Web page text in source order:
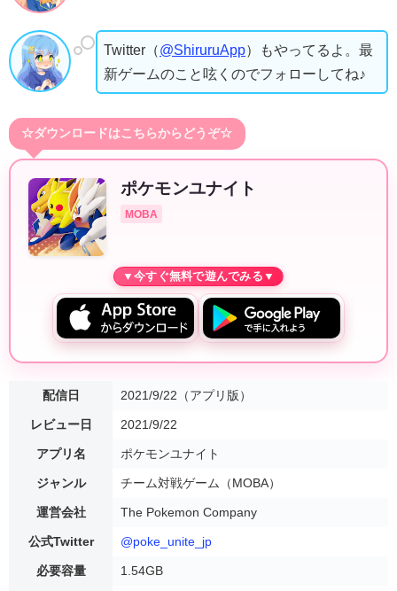
Twitter（@ShiruruApp）もやってるよ。最
新ゲームのこと呟くのでフォローしてね♪
☆ダウンロードはこちらからどうぞ☆
ポケモンユナイト
MOBA
配信日 2021/9/22（アプリ版）
レビュー日 2021/9/22
アプリ名 ポケモンユナイト
ジャンル チーム対戦ゲーム（MOBA）
運営会社 The Pokemon Company
公式Twitter @poke_unite_jp
必要容量 1.54GB